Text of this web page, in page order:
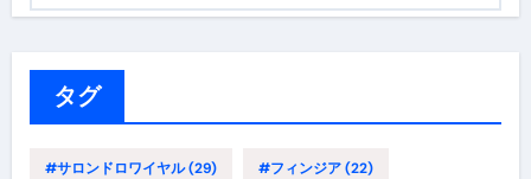
タグ
#サロンドロワイヤル(29) #フィンジア(22)